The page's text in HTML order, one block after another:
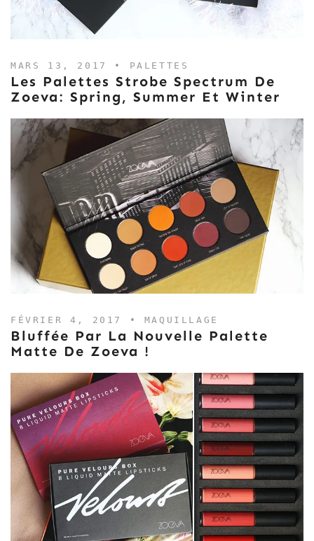
MARS 13, 2017 • PALETTES
Les Palettes Strobe Spectrum De
Zoeva: Spring, Summer Et Winter
FÉVRIER 4, 2017 • MAQUILLAGE
Bluffée Par La Nouvelle Palette
Matte De Zoeva !